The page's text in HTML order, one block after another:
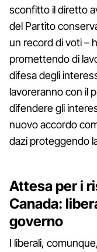
sconfitto il diretto
del Partito
un record di voti –
promettendo di
difesa degli
lavoreranno con il
difendere gli
nuovo accordo
dazi proteggendo
Attesa per i
Canada:
governo
I liberali,